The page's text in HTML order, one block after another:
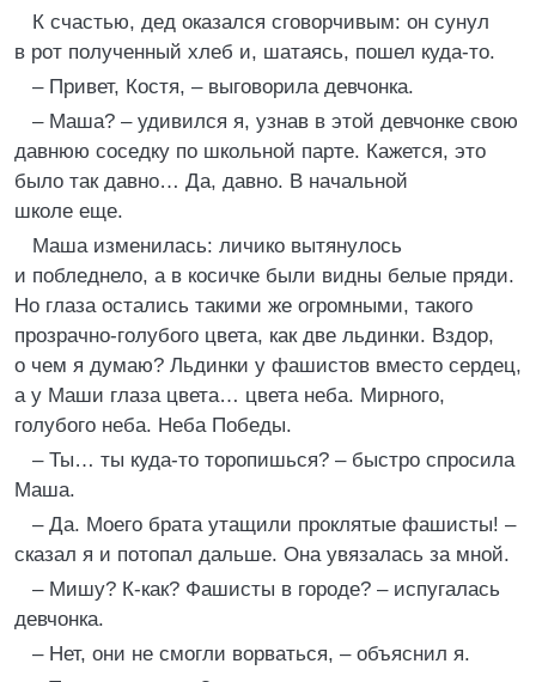
К счастью, дед оказался сговорчивым: он сунул
в рот полученный хлеб и, шатаясь, пошел куда-то.
– Привет, Костя, – выговорила девчонка.
– Маша? – удивился я, узнав в этой девчонке свою
давнюю соседку по школьной парте. Кажется, это
было так давно… Да, давно. В начальной
школе еще.
Маша изменилась: личико вытянулось
и побледнело, а в косичке были видны белые пряди.
Но глаза остались такими же огромными, такого
прозрачно-голубого цвета, как две льдинки. Вздор,
о чем я думаю? Льдинки у фашистов вместо сердец,
а у Маши глаза цвета… цвета неба. Мирного,
голубого неба. Неба Победы.
– Ты… ты куда-то торопишься? – быстро спросила
Маша.
– Да. Моего брата утащили проклятые фашисты! –
сказал я и потопал дальше. Она увязалась за мной.
– Мишу? К-как? Фашисты в городе? – испугалась
девчонка.
– Нет, они не смогли ворваться, – объяснил я.